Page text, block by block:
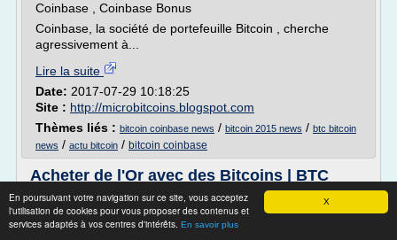
X
En poursuivant votre navigation sur ce site, vous acceptez
l'utilisation de cookies pour vous proposer des contenus et
services adaptés à vos centres d'intérêts. En savoir plus
Coinbase , Coinbase Bonus
Coinbase, la société de portefeuille Bitcoin , cherche
agressivement à...
Lire la suite
Date: 2017-07-29 10:18:25
Site : http://microbitcoins.blogspot.com
Thèmes liés : bitcoin coinbase news / bitcoin 2015 news / btc bitcoin
news / actu bitcoin / bitcoin coinbase
Acheter de l'Or avec des Bitcoins | BTC
Euro | Gold BTC
Vous pouvez acheter des pièces d'or avec vos bitcoins,
preuve que...